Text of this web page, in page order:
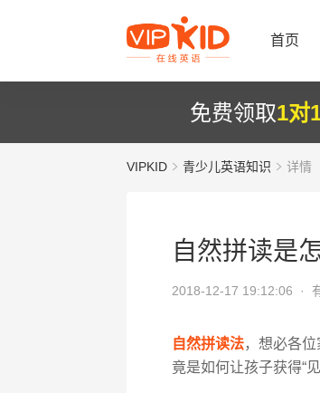
首页
免费领取1对
VIPKID 青少儿英语知识 详情
自然拼读是
2018-12-17 19:12:06 ·
自然拼读法，想必各位
竟是如何让孩子获得“